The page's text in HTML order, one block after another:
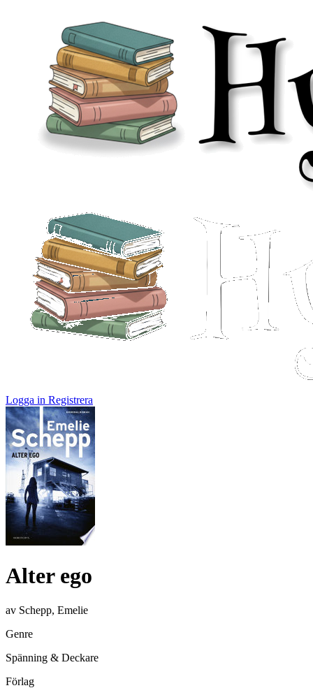
Logga in Registrera
Alter ego
av Schepp, Emelie
Genre
Spänning & Deckare
Förlag